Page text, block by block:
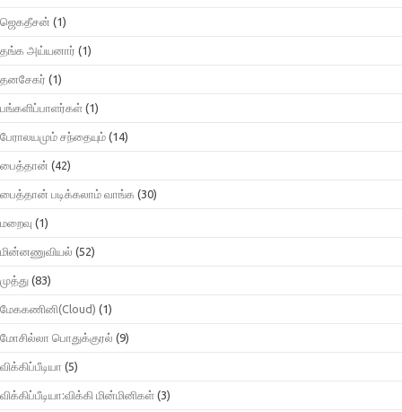
ஜெகதீசன் (1)
தங்க அய்யனார் (1)
தனசேகர் (1)
பங்களிப்பாளர்கள் (1)
பேராலயமும் சந்தையும் (14)
பைத்தான் (42)
பைத்தான் படிக்கலாம் வாங்க (30)
மறைவு (1)
மின்னணுவியல் (52)
முத்து (83)
மேககணினி(Cloud) (1)
மோசில்லா பொதுக்குரல் (9)
விக்கிப்பீடியா (5)
விக்கிப்பீடியா:விக்கி மின்மினிகள் (3)